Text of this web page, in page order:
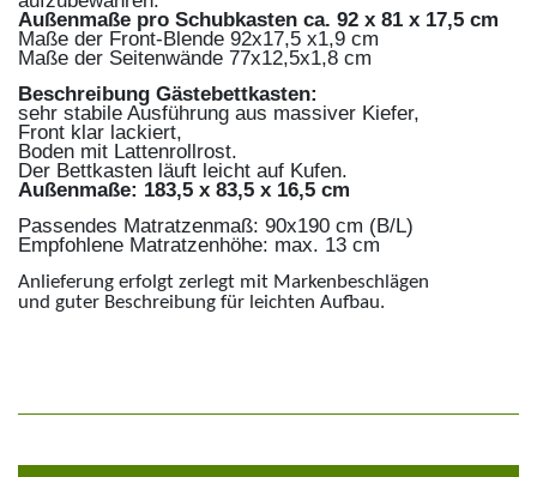
Außenmaße pro Schubkasten ca. 92 x 81 x 17,5 cm
Maße der Front-Blende 92x17,5 x1,9 cm
Maße der Seitenwände 77x12,5x1,8 cm
Beschreibung Gästebettkasten:
sehr stabile Ausführung aus massiver Kiefer,
Front klar lackiert,
Boden mit Lattenrollrost.
Der Bettkasten läuft leicht auf Kufen.
Außenmaße: 183,5 x 83,5 x 16,5 cm
Passendes Matratzenmaß: 90x190 cm (B/L)
Empfohlene Matratzenhöhe: max. 13 cm
Anlieferung erfolgt zerlegt mit Markenbeschlägen
und guter Beschreibung für leichten Aufbau.